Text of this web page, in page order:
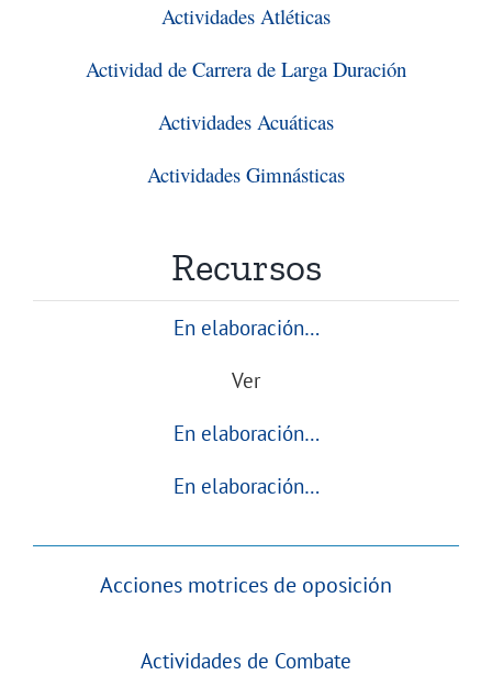
Actividades Atléticas
Actividad de Carrera de Larga Duración
Actividades Acuáticas
Actividades Gimnásticas
Recursos
En elaboración…
Ver
En elaboración…
En elaboración…
Acciones motrices de oposición
Actividades de Combate